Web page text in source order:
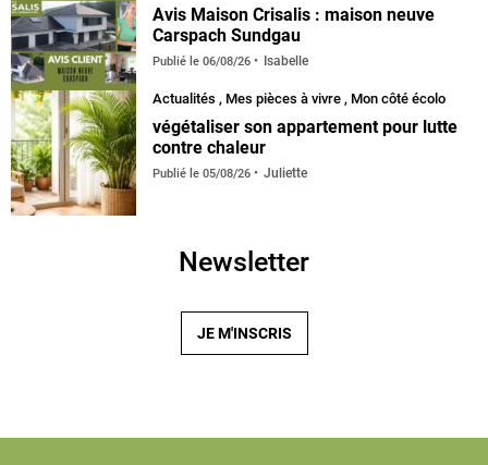
Avis Maison Crisalis : maison neuve
Carspach Sundgau
Publié le 06/08/26 Isabelle
Actualités , Mes pièces à vivre , Mon côté écolo
végétaliser son appartement pour lutte
contre chaleur
Publié le 05/08/26 Juliette
Newsletter
JE M'INSCRIS